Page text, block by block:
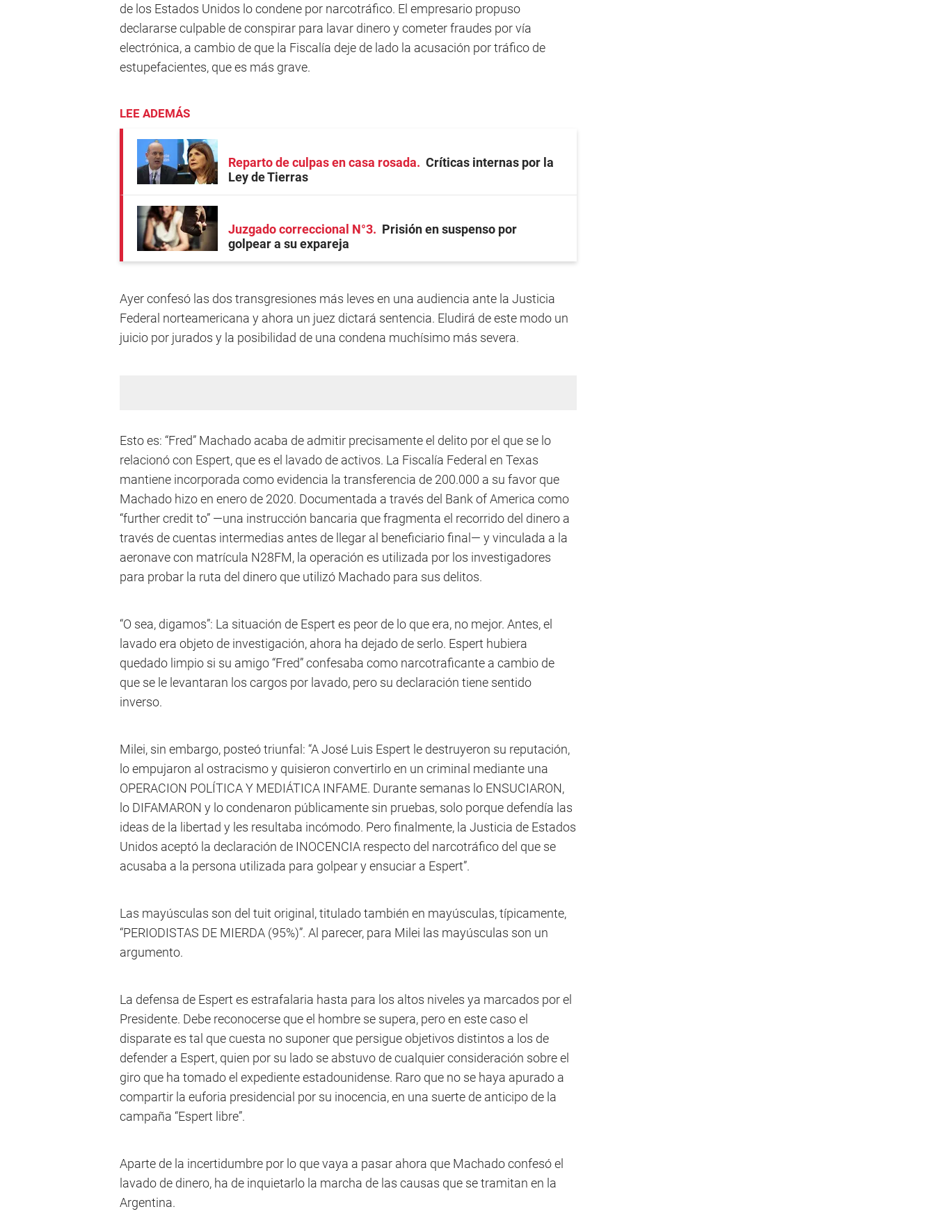
de los Estados Unidos lo condene por narcotráfico. El empresario propuso
declararse culpable de conspirar para lavar dinero y cometer fraudes por vía
electrónica, a cambio de que la Fiscalía deje de lado la acusación por tráfico de
estupefacientes, que es más grave.
LEE ADEMÁS
Reparto de culpas en casa rosada
Críticas internas por la
Ley de Tierras
Juzgado correccional N°3
Prisión en suspenso por
golpear a su expareja
Ayer confesó las dos transgresiones más leves en una audiencia ante la Justicia
Federal norteamericana y ahora un juez dictará sentencia. Eludirá de este modo un
juicio por jurados y la posibilidad de una condena muchísimo más severa.
Esto es: “Fred” Machado acaba de admitir precisamente el delito por el que se lo
relacionó con Espert, que es el lavado de activos. La Fiscalía Federal en Texas
mantiene incorporada como evidencia la transferencia de 200.000 a su favor que
Machado hizo en enero de 2020. Documentada a través del Bank of America como
“further credit to” —una instrucción bancaria que fragmenta el recorrido del dinero a
través de cuentas intermedias antes de llegar al beneficiario final— y vinculada a la
aeronave con matrícula N28FM, la operación es utilizada por los investigadores
para probar la ruta del dinero que utilizó Machado para sus delitos.
“O sea, digamos”: La situación de Espert es peor de lo que era, no mejor. Antes, el
lavado era objeto de investigación, ahora ha dejado de serlo. Espert hubiera
quedado limpio si su amigo “Fred” confesaba como narcotraficante a cambio de
que se le levantaran los cargos por lavado, pero su declaración tiene sentido
inverso.
Milei, sin embargo, posteó triunfal: “A José Luis Espert le destruyeron su reputación,
lo empujaron al ostracismo y quisieron convertirlo en un criminal mediante una
OPERACION POLÍTICA Y MEDIÁTICA INFAME. Durante semanas lo ENSUCIARON,
lo DIFAMARON y lo condenaron públicamente sin pruebas, solo porque defendía las
ideas de la libertad y les resultaba incómodo. Pero finalmente, la Justicia de Estados
Unidos aceptó la declaración de INOCENCIA respecto del narcotráfico del que se
acusaba a la persona utilizada para golpear y ensuciar a Espert”.
Las mayúsculas son del tuit original, titulado también en mayúsculas, típicamente,
“PERIODISTAS DE MIERDA (95%)”. Al parecer, para Milei las mayúsculas son un
argumento.
La defensa de Espert es estrafalaria hasta para los altos niveles ya marcados por el
Presidente. Debe reconocerse que el hombre se supera, pero en este caso el
disparate es tal que cuesta no suponer que persigue objetivos distintos a los de
defender a Espert, quien por su lado se abstuvo de cualquier consideración sobre el
giro que ha tomado el expediente estadounidense. Raro que no se haya apurado a
compartir la euforia presidencial por su inocencia, en una suerte de anticipo de la
campaña “Espert libre”.
Aparte de la incertidumbre por lo que vaya a pasar ahora que Machado confesó el
lavado de dinero, ha de inquietarlo la marcha de las causas que se tramitan en la
Argentina.